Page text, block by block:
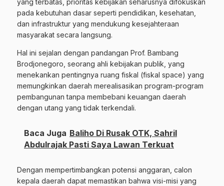
pada kebutuhan dasar seperti pendidikan, kesehatan,
dan infrastruktur yang mendukung kesejahteraan
masyarakat secara langsung.
Hal ini sejalan dengan pandangan Prof. Bambang
Brodjonegoro, seorang ahli kebijakan publik, yang
menekankan pentingnya ruang fiskal (fiskal space) yang
memungkinkan daerah merealisasikan program-program
pembangunan tanpa membebani keuangan daerah
dengan utang yang tidak terkendali.
Baca Juga Baliho Di Rusak OTK, Sahril
Abdulrajak Pasti Saya Lawan Terkuat
Dengan mempertimbangkan potensi anggaran, calon
kepala daerah dapat memastikan bahwa visi-misi yang